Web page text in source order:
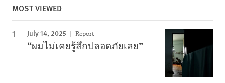
MOST VIEWED
July 14, 2025 Report
“ผมไม่เคยรู้สึกปลอดภัยเลย”